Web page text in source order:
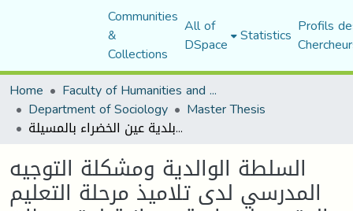
Communities
&
Collections
All of
DSpace Statistics Profils
Home
Faculty of Humanities and Social Sciences
Department of Sociology Master Thesis
السلطة الوالدية ومشكلة التوجيه المدرسي لدى تلاميذ مرحلة التعليم المتوسط. دراسة ميدانية لمتوسطات بلدية عين الخضراء بالمسيلة
السلطة الوالدية ومشكلة التوجيه
المدرسي لدى تلاميذ مرحلة التعليم